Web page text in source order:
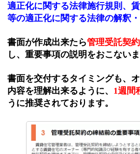
適正化に関する法律施行規則 、
等の適正化に関する法律の解釈
書面が作成出来たら管理受託契
し、重要事項の説明をおこないま
書面を交付するタイミングも、
内容を理解出来るように、 1週間
うに推奨されております。